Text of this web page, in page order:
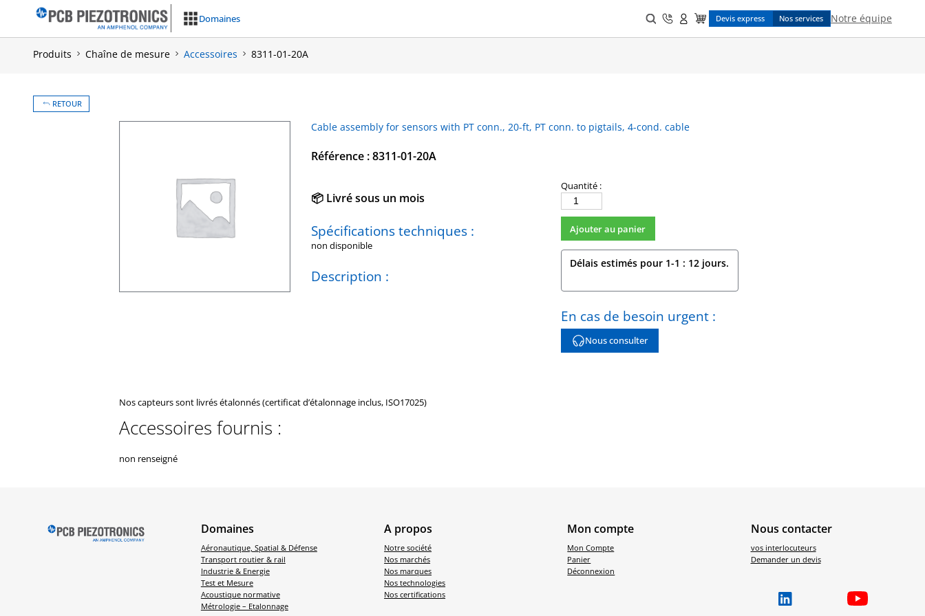
Domaines
Search
for:
Devis express Nos services Notre équipe
Produits Chaîne de mesure Accessoires 8311-01-20A
RETOUR
Cable assembly for sensors with PT conn., 20-ft, PT conn. to pigtails, 4-cond. cable
Référence : 8311-01-20A
📦 Livré sous un mois
Spécifications techniques :
non disponible
Description :
Quantité :
quantité
de
8311-
01-
20A
Ajouter au panier
Délais estimés pour 1-1 : 12 jours.
En cas de besoin urgent :
Nous consulter
Nos capteurs sont livrés étalonnés (certificat d’étalonnage inclus, ISO17025)
Accessoires fournis :
non renseigné
Domaines
Aéronautique, Spatial & Défense
Transport routier & rail
Industrie & Energie
Test et Mesure
Acoustique normative
Métrologie – Etalonnage
A propos
Notre société
Nos marchés
Nos marques
Nos technologies
Nos certifications
Mon compte
Mon Compte
Panier
Déconnexion
Nous contacter
vos interlocuteurs
Demander un devis